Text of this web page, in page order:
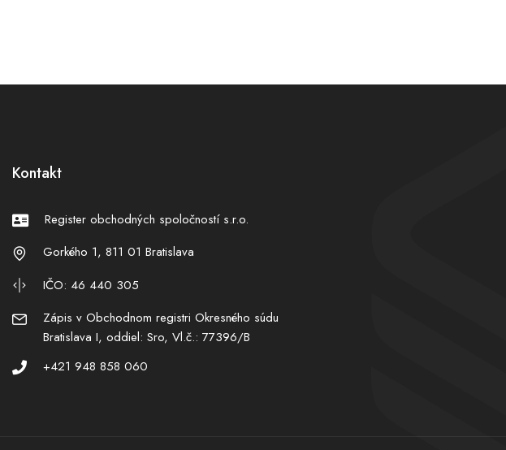
Kontakt
Register obchodných spoločností s.r.o.
Gorkého 1, 811 01 Bratislava
IČO: 46 440 305
Zápis v Obchodnom registri Okresného súdu
Bratislava I, oddiel: Sro, Vl.č.: 77396/B
+421 948 858 060